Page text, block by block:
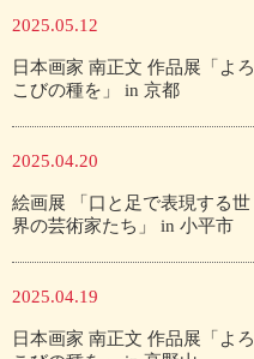
2025.05.12
日本画家 南正文 作品展「よろ
こびの種を」 in 京都
2025.04.20
絵画展 「口と足で表現する世
界の芸術家たち」 in 小平市
2025.04.19
日本画家 南正文 作品展「よろ